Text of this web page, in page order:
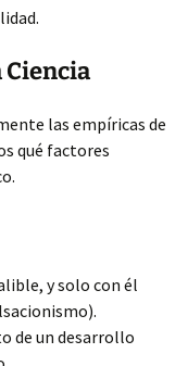
las empíricas de
qué factores
y solo con él
de un desarrollo